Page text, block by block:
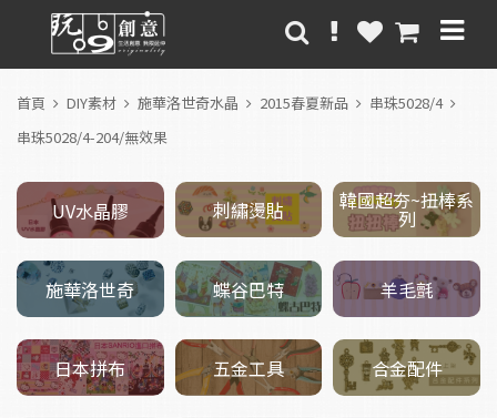
首頁 DIY素材 施華洛世奇水晶 2015春夏新品
串珠5028/4
串珠5028/4-204/無效果
UV水晶膠 刺繡燙貼 韓國超夯~扭棒系
列
施華洛世奇 蝶谷巴特 羊毛氈
日本拼布 五金工具 合金配件